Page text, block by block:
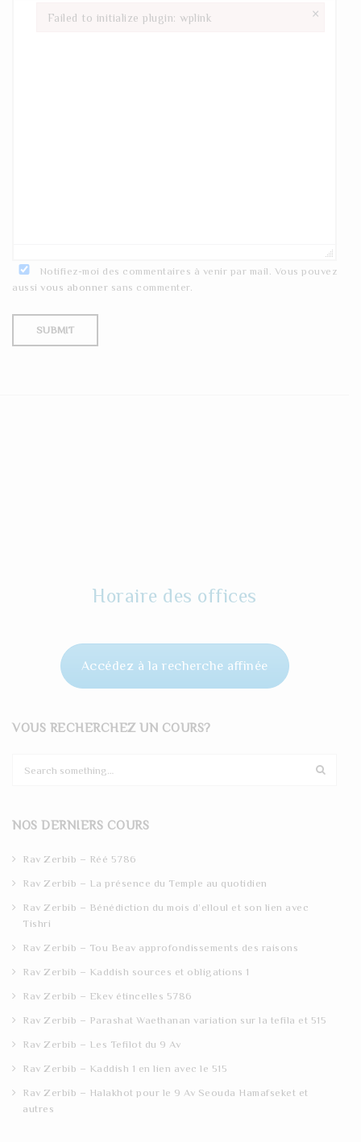
Notifiez-moi des commentaires à venir par mail. Vous pouvez
aussi vous abonner sans commenter.
Horaire des offices
Accédez à la recherche affinée
VOUS RECHERCHEZ UN COURS?
c
NOS DERNIERS COURS
Rav Zerbib – Réé 5786
Rav Zerbib – La présence du Temple au quotidien
Rav Zerbib – Bénédiction du mois d’elloul et son lien avec
Tishri
Rav Zerbib – Tou Beav approfondissements des raisons
Rav Zerbib – Kaddish sources et obligations 1
Rav Zerbib – Ekev étincelles 5786
Rav Zerbib – Parashat Waethanan variation sur la tefila et 515
Rav Zerbib – Les Tefilot du 9 Av
Rav Zerbib – Kaddish 1 en lien avec le 515
Rav Zerbib – Halakhot pour le 9 Av Seouda Hamafseket et
autres
Failed to initialize plugin: wplink ×